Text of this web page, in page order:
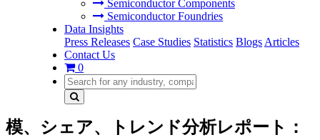
Semiconductor Components
Semiconductor Foundries
Data Insights
Press Releases Case Studies Statistics Blogs Articles
Contact Us
0
模、シェア、トレンド分析レポート：